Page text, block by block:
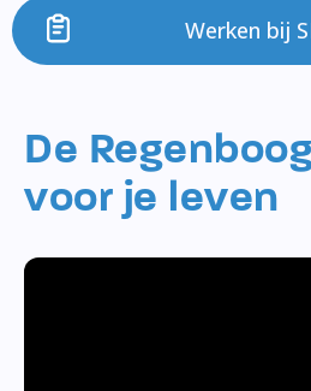
Werken bij
De
voor je leven